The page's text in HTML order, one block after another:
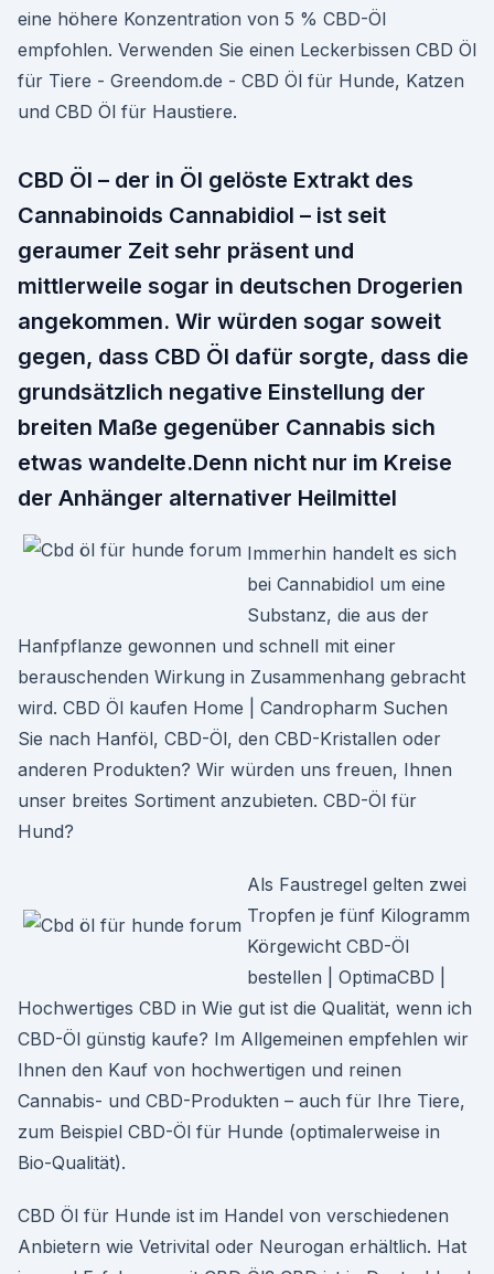
eine höhere Konzentration von 5 % CBD-Öl
empfohlen. Verwenden Sie einen Leckerbissen CBD Öl
für Tiere - Greendom.de - CBD Öl für Hunde, Katzen
und CBD Öl für Haustiere.
CBD Öl – der in Öl gelöste Extrakt des
Cannabinoids Cannabidiol – ist seit
geraumer Zeit sehr präsent und
mittlerweile sogar in deutschen Drogerien
angekommen. Wir würden sogar soweit
gegen, dass CBD Öl dafür sorgte, dass die
grundsätzlich negative Einstellung der
breiten Maße gegenüber Cannabis sich
etwas wandelte.Denn nicht nur im Kreise
der Anhänger alternativer Heilmittel
Immerhin handelt es sich
bei Cannabidiol um eine
Substanz, die aus der
Hanfpflanze gewonnen und schnell mit einer
berauschenden Wirkung in Zusammenhang gebracht
wird. CBD Öl kaufen Home | Candropharm Suchen
Sie nach Hanföl, CBD-Öl, den CBD-Kristallen oder
anderen Produkten? Wir würden uns freuen, Ihnen
unser breites Sortiment anzubieten. CBD-Öl für
Hund?
Als Faustregel gelten zwei
Tropfen je fünf Kilogramm
Körgewicht CBD-Öl
bestellen | OptimaCBD |
Hochwertiges CBD in Wie gut ist die Qualität, wenn ich
CBD-Öl günstig kaufe? Im Allgemeinen empfehlen wir
Ihnen den Kauf von hochwertigen und reinen
Cannabis- und CBD-Produkten – auch für Ihre Tiere,
zum Beispiel CBD-Öl für Hunde (optimalerweise in
Bio-Qualität).
CBD Öl für Hunde ist im Handel von verschiedenen
Anbietern wie Vetrivital oder Neurogan erhältlich. Hat